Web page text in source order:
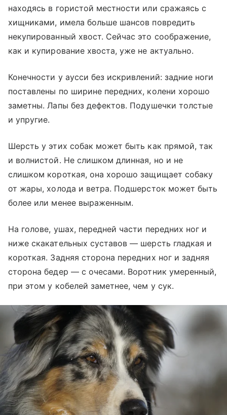
находясь в гористой местности или сражаясь с
хищниками, имела больше шансов повредить
некупированный хвост. Сейчас это соображение,
как и купирование хвоста, уже не актуально.
Конечности у аусси без искривлений: задние ноги
поставлены по ширине передних, колени хорошо
заметны. Лапы без дефектов. Подушечки толстые
и упругие.
Шерсть у этих собак может быть как прямой, так
и волнистой. Не слишком длинная, но и не
слишком короткая, она хорошо защищает собаку
от жары, холода и ветра. Подшерсток может быть
более или менее выраженным.
На голове, ушах, передней части передних ног и
ниже скакательных суставов — шерсть гладкая и
короткая. Задняя сторона передних ног и задняя
сторона бедер — с очесами. Воротник умеренный,
при этом у кобелей заметнее, чем у сук.